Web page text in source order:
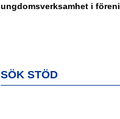
ungdomsverksamhet i
SÖK STÖD